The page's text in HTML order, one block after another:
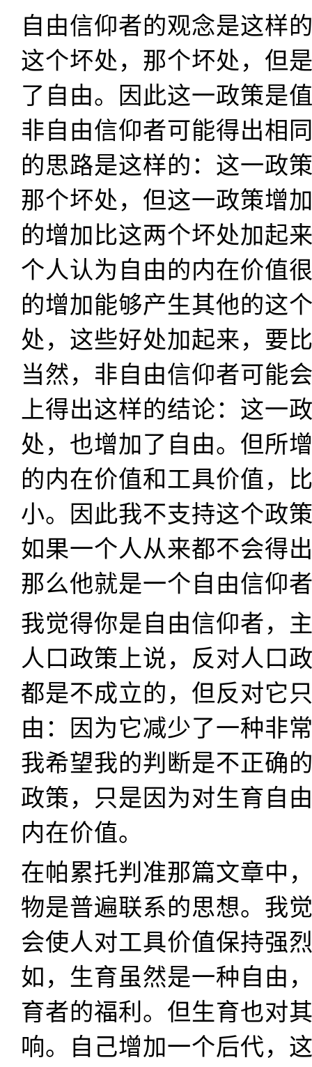
自由信仰者的观念是这样
这个坏处，那个坏处，但
了自由。因此这一政策是
非自由信仰者可能得出相
的思路是这样的：这一政
那个坏处，但这一政策增
的增加比这两个坏处加起
个人认为自由的内在价值
的增加能够产生其他的这
处，这些好处加起来，要
当然，非自由信仰者可能
上得出这样的结论：这一
处，也增加了自由。但所
的内在价值和工具价值，
小。因此我不支持这个政
如果一个人从来都不会得
那么他就是一个自由信仰
我觉得你是自由信仰者，
人口政策上说，反对人口
都是不成立的，但反对它
由：因为它减少了一种非
我希望我的判断是不正确
政策，只是因为对生育自
内在价值。
在帕累托判准那篇文章中
物是普遍联系的思想。我
会使人对工具价值保持强
如，生育虽然是一种自由
育者的福利。但生育也对
响。自己增加一个后代，